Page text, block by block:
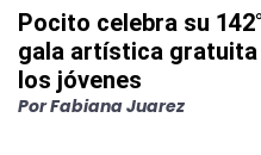
Pocito celebra su
gala artística
los jóvenes
PorFabiana Juarez